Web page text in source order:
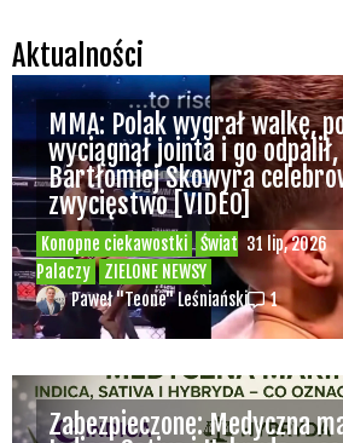
Aktualności
Konopne ciekawostki
Świat
Palaczy
ZIELONE NEWSY
31 lip, 2026
MMA: Polak wygrał walkę,
wyciągnął jointa i go
Bartłomiej Skowyra
zwycięstwo [VIDEO]
Paweł "Teone" Leśniański 1
Zabezpieczone: Medyczna